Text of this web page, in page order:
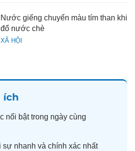
XÃ HỘI
Nước giếng chuyển màu tím than khi
đổ nước chè
ích
nổi bật trong ngày cùng
sự nhanh và chính xác nhất